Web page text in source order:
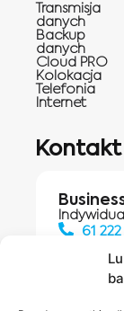
Transmisja
danych
Backup
danych
Cloud PRO
Kolokacja
Telefonia
Internet
Kontakt
61